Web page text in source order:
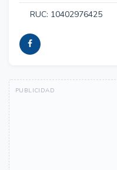
RUC: 10402976425